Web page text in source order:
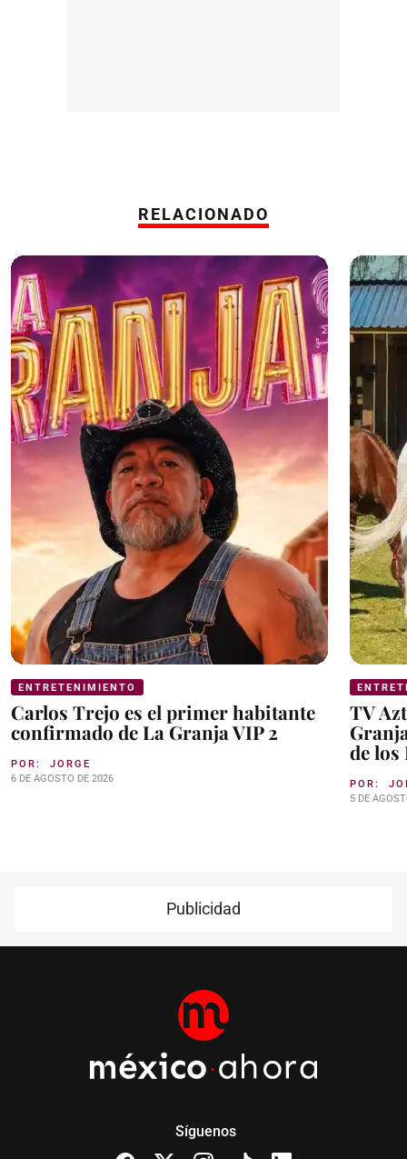
RELACIONADO
ENTRETENIMIENTO
Carlos Trejo es el primer habitante
confirmado de La Granja VIP 2
POR: JORGE
6 DE AGOSTO DE 2026
TV
de los
POR:
5 DE
Publicidad
Síguenos